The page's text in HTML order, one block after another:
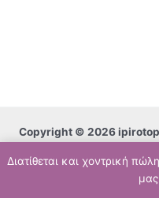
Διατίθεται και χοντρική
Copyright © 2026